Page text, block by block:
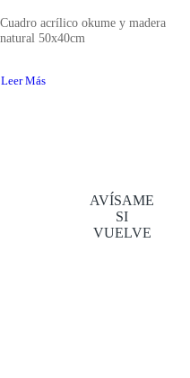
Cuadro acrílico okume y madera
natural 50x40cm
Leer Más
AVÍSAME
SI
VUELVE